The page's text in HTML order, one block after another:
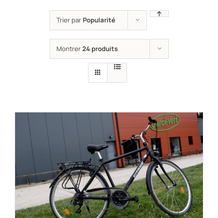
Trier par Popularité
Montrer24 produits
RÉSERVER ! /